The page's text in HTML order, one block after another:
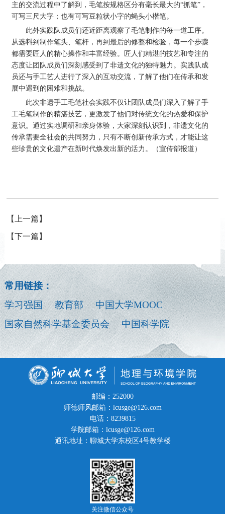
主的交流过程中了解到，毛笔按规格区分有毫长最大的“抓笔”，
可写三尺大字；也有可写豆粒状小字的蝇头小楷笔。
此外实践队成员们还近距离观察了毛笔制作的每一道工序。
从选料到制作笔头、笔杆，再到最后的修整和检验，每一个步骤
都需要匠人的精心操作和丰富经验。匠人们精湛的技艺和专注的
态度让团队成员们深刻感受到了非遗文化的独特魅力。实践队成
员还与手工艺人进行了深入的互动交流，了解了他们在传承和发
展中遇到的困难和挑战。
此次非遗手工毛笔社会实践不仅让团队成员们深入了解了手
工毛笔制作的精湛技艺，更激发了他们对传统文化的热爱和保护
意识。通过实地调研和亲身体验，大家深刻认识到，非遗文化的
传承需要全社会的共同努力，只有不断创新传承方式，才能让这
些珍贵的文化遗产在新时代焕发出新的活力。（宣传部报道）
【上一篇】
【下一篇】
常用链接：
学习强国
教育部
中国大学MOOC
国家自然科学基金委员会
中国科学院
邮编：252000
师德师风邮箱：lcusge@126.com
电话：8239815
学院邮箱：lcusge@126.com
通讯地址：聊城大学东校区4号教学楼
关注微信公众号